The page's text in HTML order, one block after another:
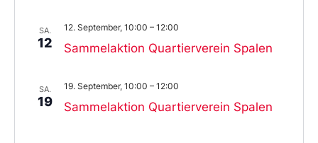
SA.
12 Sammelaktion Quartierverein Spalen
12. September, 10:00 – 12:00
SA.
19 Sammelaktion Quartierverein Spalen
19. September, 10:00 – 12:00